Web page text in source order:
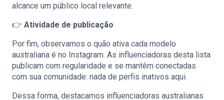
alcance um público local relevante.
👉 Atividade de publicação
Por fim, observamos o quão ativa cada modelo
australiana é no Instagram. As influenciadoras desta lista
publicam com regularidade e se mantêm conectadas
com sua comunidade: nada de perfis inativos aqui.
Dessa forma, destacamos influenciadoras australianas